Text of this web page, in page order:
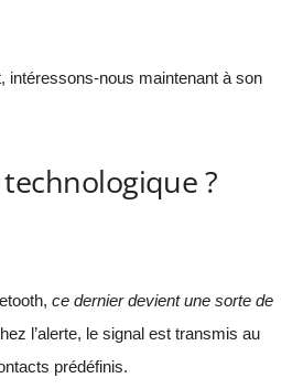
intéressons-nous maintenant à son
?
ce dernier devient une sorte de
l’alerte, le signal est transmis au
prédéfinis.